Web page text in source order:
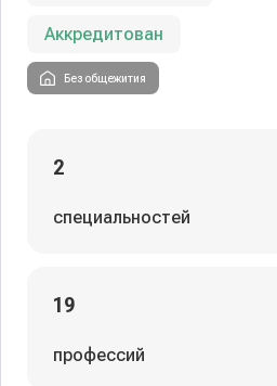
Аккредитован
Без общежития
2
специальностей
19
профессий